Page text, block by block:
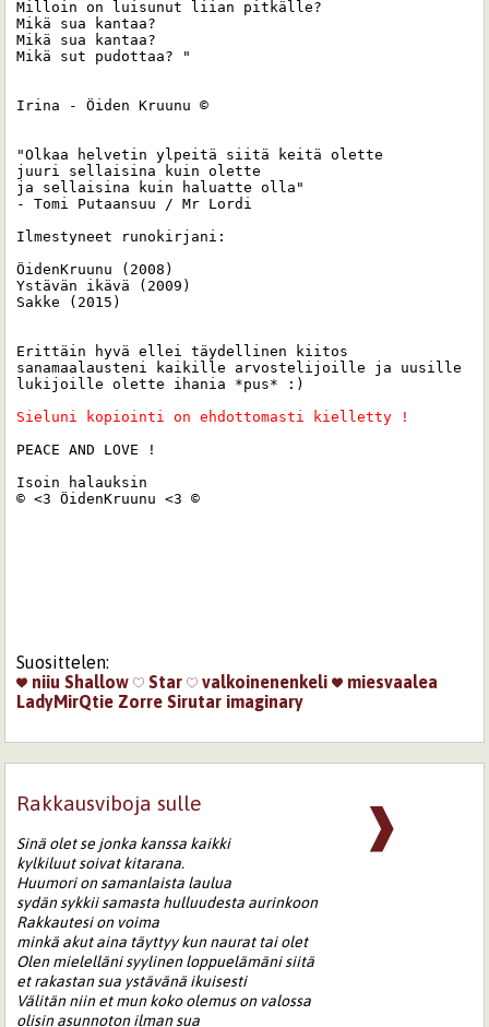
Milloin on luisunut liian pitkälle?
Mikä sua kantaa?
Mikä sua kantaa?
Mikä sut pudottaa? "
Irina - Öiden Kruunu ©
"Olkaa helvetin ylpeitä siitä keitä olette
juuri sellaisina kuin olette
ja sellaisina kuin haluatte olla"
- Tomi Putaansuu / Mr Lordi
Ilmestyneet runokirjani:
ÖidenKruunu (2008)
Ystävän ikävä (2009)
Sakke (2015)
Erittäin hyvä ellei täydellinen kiitos
sanamaalausteni kaikille arvostelijoille ja uusille
lukijoille olette ihania *pus* :)
Sieluni kopiointi on ehdottomasti kielletty !
PEACE AND LOVE !
Isoin halauksin
© <3 ÖidenKruunu <3 ©
Suosittelen:
niiu Shallow Star valkoinenenkeli
miesvaalea
LadyMirQtie Zorre Sirutar imaginary
❱
Rakkausviboja sulle
Sinä olet se jonka kanssa kaikki
kylkiluut soivat kitarana.
Huumori on samanlaista laulua
sydän sykkii samasta hulluudesta aurinkoon
Rakkautesi on voima
minkä akut aina täyttyy kun naurat tai olet
Olen mielelläni syylinen loppuelämäni siitä
et rakastan sua ystävänä ikuisesti
Välitän niin et mun koko olemus on valossa
olisin asunnoton ilman sua